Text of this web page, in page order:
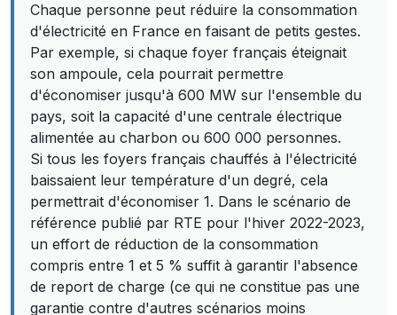
Chaque personne peut réduire la consommation
d'électricité en France en faisant de petits gestes.
Par exemple, si chaque foyer français éteignait
son ampoule, cela pourrait permettre
d'économiser jusqu'à 600 MW sur l'ensemble du
pays, soit la capacité d'une centrale électrique
alimentée au charbon ou 600 000 personnes.
Si tous les foyers français chauffés à l'électricité
baissaient leur température d'un degré, cela
permettrait d'économiser 1. Dans le scénario de
référence publié par RTE pour l'hiver 2022-2023,
un effort de réduction de la consommation
compris entre 1 et 5 % suffit à garantir l'absence
de report de charge (ce qui ne constitue pas une
garantie contre d'autres scénarios moins